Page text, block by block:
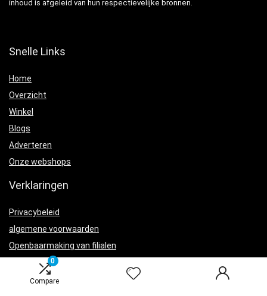
0
Compare
inhoud is afgeleid van hun respectievelijke bronnen.
Snelle Links
Home
Overzicht
Winkel
Blogs
Adverteren
Onze webshops
Verklaringen
Privacybeleid
algemene voorwaarden
Openbaarmaking van filialen